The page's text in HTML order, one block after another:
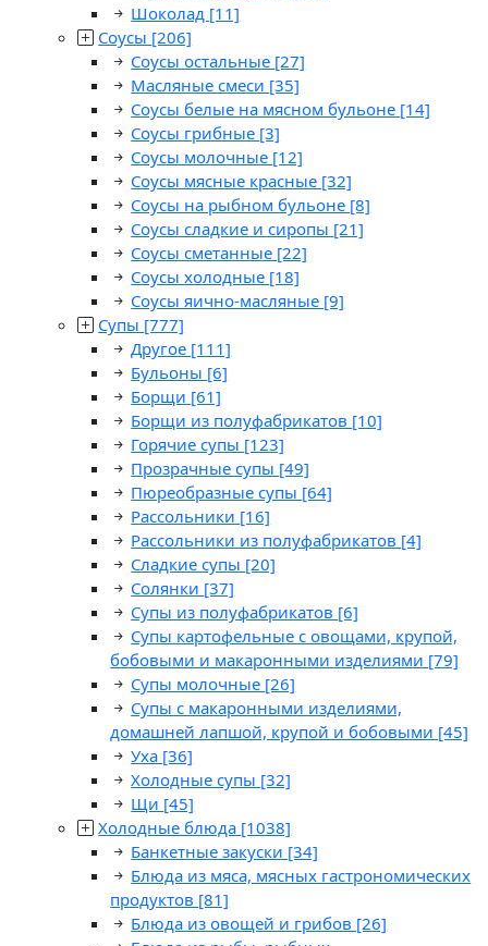
Шоколад [11]
Соусы [206]
Соусы остальные [27]
Масляные смеси [35]
Соусы белые на мясном бульоне [14]
Соусы грибные [3]
Соусы молочные [12]
Соусы мясные красные [32]
Соусы на рыбном бульоне [8]
Соусы сладкие и сиропы [21]
Соусы сметанные [22]
Соусы холодные [18]
Соусы яично-масляные [9]
Супы [777]
Другое [111]
Бульоны [6]
Борщи [61]
Борщи из полуфабрикатов [10]
Горячие супы [123]
Прозрачные супы [49]
Пюреобразные супы [64]
Рассольники [16]
Рассольники из полуфабрикатов [4]
Сладкие супы [20]
Солянки [37]
Супы из полуфабрикатов [6]
Супы картофельные с овощами, крупой,
бобовыми и макаронными изделиями [79]
Супы молочные [26]
Супы с макаронными изделиями,
домашней лапшой, крупой и бобовыми [45]
Уха [36]
Холодные супы [32]
Щи [45]
Холодные блюда [1038]
Банкетные закуски [34]
Блюда из мяса, мясных гастрономических
продуктов [81]
Блюда из овощей и грибов [26]